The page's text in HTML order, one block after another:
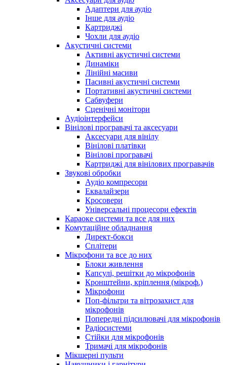
Адаптери для аудіо
Інше для аудіо
Картриджі
Чохли для аудіо
Акустичні системи
Активні акустичні системи
Динаміки
Лінійні масиви
Пасивні акустичні системи
Портативні акустичні системи
Сабвуфери
Сценічні монітори
Аудіоінтерфейси
Вінілові програвачі та аксесуари
Аксесуари для вінілу
Вінілові платівки
Вінілові програвачі
Картриджі для вінілових програвачів
Звукові обробки
Аудіо компресори
Еквалайзери
Кросовери
Універсальні процесори ефектів
Караоке системи та все для них
Комутаційне обладнання
Директ-бокси
Сплітери
Мікрофони та все до них
Блоки живлення
Капсулі, решітки до мікрофонів
Кронштейни, кріплення (мікроф.)
Мікрофони
Поп-фільтри та вітрозахист для
мікрофонів
Попередні підсилювачі для мікрофонів
Радіосистеми
Стійки для мікрофонів
Тримачі для мікрофонів
Мікшерні пульти